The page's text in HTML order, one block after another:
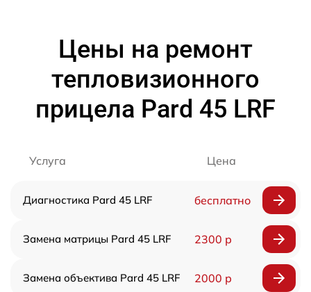
Цены на ремонт
тепловизионного
прицела Pard 45 LRF
Услуга Цена
Диагностика Pard 45 LRF бесплатно
Замена матрицы Pard 45 LRF 2300 р
Замена объектива Pard 45 LRF 2000 р